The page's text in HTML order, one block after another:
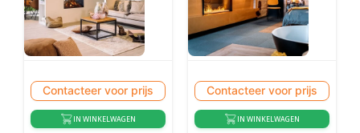
Contacteer voor prijs
IN WINKELWAGEN
Contacteer voor prijs
IN WINKELWAGEN